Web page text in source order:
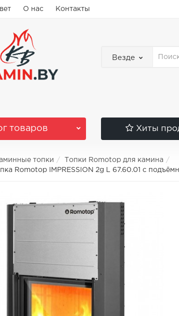
О нас Контакты
Везде
товаров Хиты
топки
Топки Romotop для камина
Romotop IMPRESSION 2g L 67.60.01 с